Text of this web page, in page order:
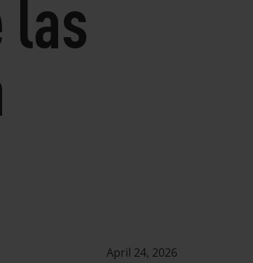
las
April 24, 2026